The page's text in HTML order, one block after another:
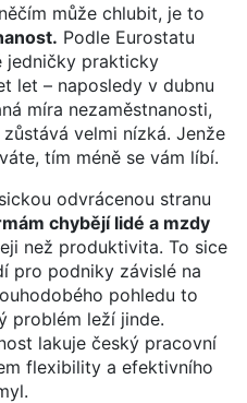
může chlubit, je to
Podle Eurostatu
jedničky prakticky
let – naposledy v dubnu
míra nezaměstnanosti,
velmi nízká. Jenže
tím méně se vám líbí.
odvrácenou stranu
chybějí lidé a mzdy
než produktivita. To sice
pro podniky závislé na
pohledu to
problém leží jinde.
lakuje český pracovní
flexibility a efektivního